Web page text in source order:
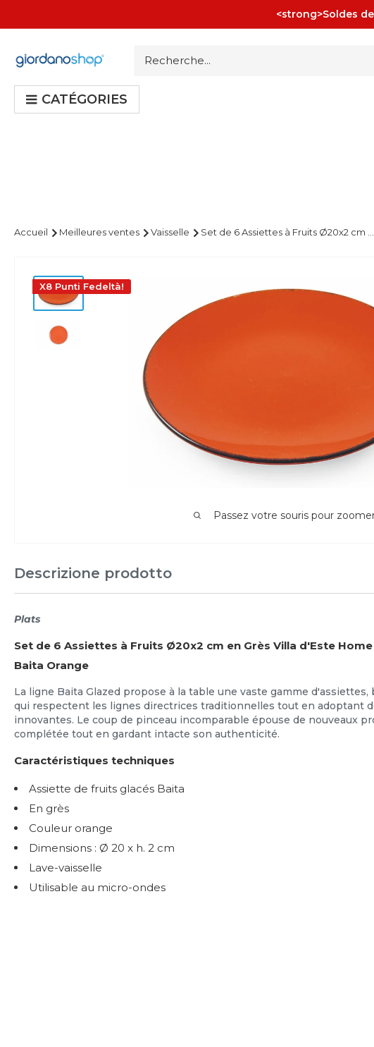
au
<strong>Soldes
Giordano
CATÉGORIES
Accueil Meilleures ventes Vaisselle Set de 6 Assiettes à Fruits Ø20x2 cm ...
X8 Punti Fedeltà!
Passez votre souris pour
Descrizione prodotto
Plats
Set de 6 Assiettes à Fruits Ø20x2 cm en Grès Villa d'Este Home
Baita Orange
La ligne Baita Glazed propose à la table une vaste gamme d'assiettes,
qui respectent les lignes directrices traditionnelles tout en adoptant
innovantes. Le coup de pinceau incomparable épouse de nouveaux
complétée tout en gardant intacte son authenticité.
Caractéristiques techniques
Assiette de fruits glacés Baita
En grès
Couleur orange
Dimensions : Ø 20 x h. 2 cm
Lave-vaisselle
Utilisable au micro-ondes